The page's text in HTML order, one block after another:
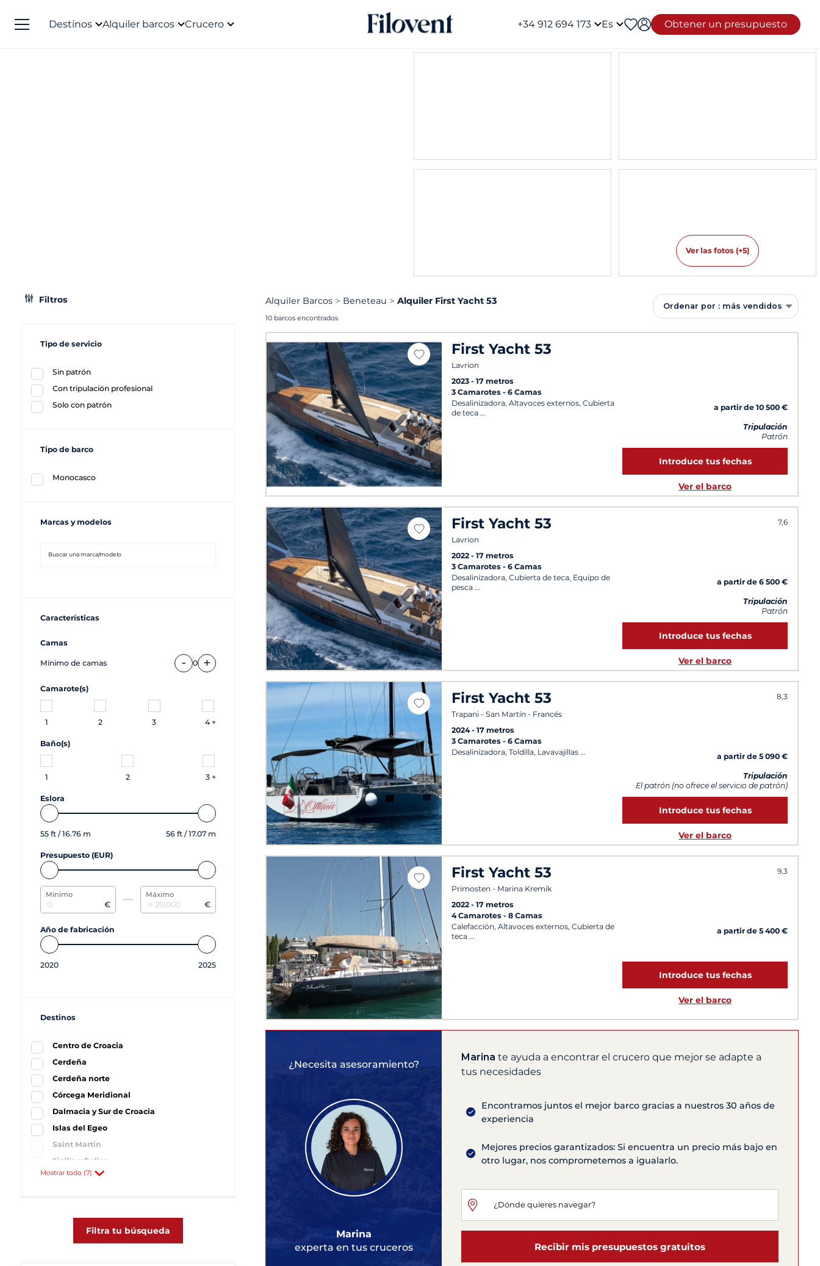
Destinos Alquiler barcos Crucero +34 912 694 173 Es Obtener un presupuesto
Ver las fotos (+5)
Filtros
Tipo de servicio
Sin patrón
Con tripulación profesional
Solo con patrón
Tipo de barco
Monocasco
Marcas y modelos
Características
Camas
Mínimo de camas - 0 +
Camarote(s)
1 2 3 4 +
Baño(s)
1 2 3 +
Eslora
55 ft /16.76 m 56 ft /17.07 m
Presupuesto (EUR)
Mínimo
€
Máximo
€
Año de fabricación
2020 2025
Destinos
Centro de Croacia
Cerdeña
Cerdeña norte
Córcega Meridional
Dalmacia y Sur de Croacia
Islas del Egeo
Saint Martin
Sicilia y Eolias
Split y su región
Primosten - Marina Kremik
Mostrar todo (7)
Filtra tu búsqueda
Alquiler Barcos Beneteau Alquiler First Yacht 53
10 barcos encontrados
Ordenar por : más vendidos
First Yacht 53
Lavrion
2023
17 metros
3 Camarotes 6 Camas
Desalinizadora, Altavoces externos, Cubierta
de teca
a partir de 10 500 €
Tripulación
Patrón
Introduce tus fechas
Ver el barco
First Yacht 53
Lavrion
7,6
2022
17 metros
3 Camarotes 6 Camas
Desalinizadora, Cubierta de teca, Equipo de
pesca
a partir de 6 500 €
Tripulación
Patrón
Introduce tus fechas
Ver el barco
First Yacht 53
Trapani - San Martín - Francés
8,3
2024
17 metros
3 Camarotes 6 Camas
Desalinizadora, Toldilla, Lavavajillas
a partir de 5 090 €
Tripulación
El patrón (no ofrece el servicio de patrón)
Introduce tus fechas
Ver el barco
First Yacht 53
Primosten - Marina Kremik
9,3
2022
17 metros
4 Camarotes 8 Camas
Calefacción, Altavoces externos, Cubierta de
teca
a partir de 5 400 €
Introduce tus fechas
Ver el barco
¿Necesita asesoramiento?
Marina
experta en tus cruceros
Marina te ayuda a encontrar el crucero que mejor se adapte a
tus necesidades
Encontramos juntos el mejor barco gracias a nuestros 30 años de
experiencia
Mejores precios garantizados: Si encuentra un precio más bajo en
otro lugar, nos comprometemos a igualarlo.
Recibir mis presupuestos gratuitos